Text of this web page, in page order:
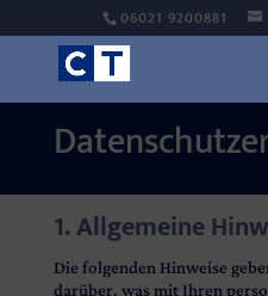
06021 9200881
1. Allgemeine
Die folgenden Hinweise
darüber, was mit Ihren